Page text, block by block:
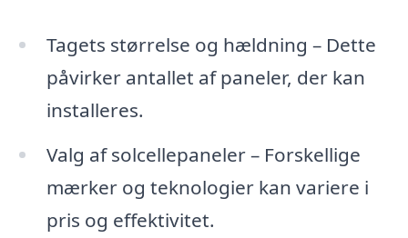
Tagets størrelse og hældning – Dette
påvirker antallet af paneler, der kan
installeres.
Valg af solcellepaneler – Forskellige
mærker og teknologier kan variere i
pris og effektivitet.